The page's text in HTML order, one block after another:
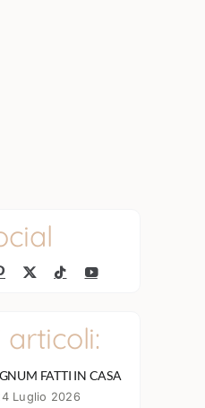
articoli:
FATTI IN CASA
Luglio 2026